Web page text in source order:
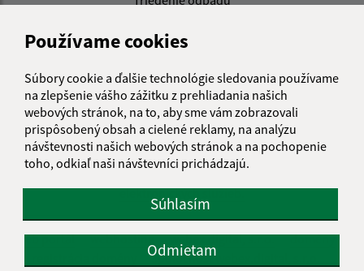
Používame cookies
Súbory cookie a ďalšie technológie sledovania používame
na zlepšenie vášho zážitku z prehliadania našich
webových stránok, na to, aby sme vám zobrazovali
prispôsobený obsah a cielené reklamy, na analýzu
návštevnosti našich webových stránok a na pochopenie
toho, odkiaľ naši návštevníci prichádzajú.
Súhlasím
Odmietam
Aktualizované:
RSS
Správca obsahu:
Správca obsahu je Obec Kysak.
Vytvorené v súlade sJednotným dizajn manuálom
elektronických služieb.
web portál webhosting webex.digital, s.r.o.
domény
spoločnosť webex.digital, s.r.o.